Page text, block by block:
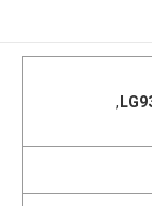
,